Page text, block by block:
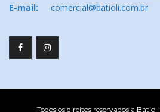
E-mail:
comercial@batioli.com.br
Todos os direitos reservados a